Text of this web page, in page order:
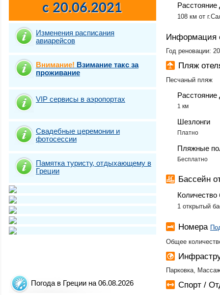
Изменения расписания
авиарейсов
Внимание! Взимание такс за
проживание
VIP сервисы в аэропортах
Свадебные церемонии и
фотосесcии
Памятка туристу, отдыхающему в
Греции
Погода в Греции на 06.08.2026
Расстояние
108 км от
Информация
Год реновации:
Пляж
Песчаный пляж
1 км
Шезлонги
Платно
Пляжные
Бесплатно
Бассейн
Количество
1 открытый
Номера
Общее
Парковка,
Спорт /